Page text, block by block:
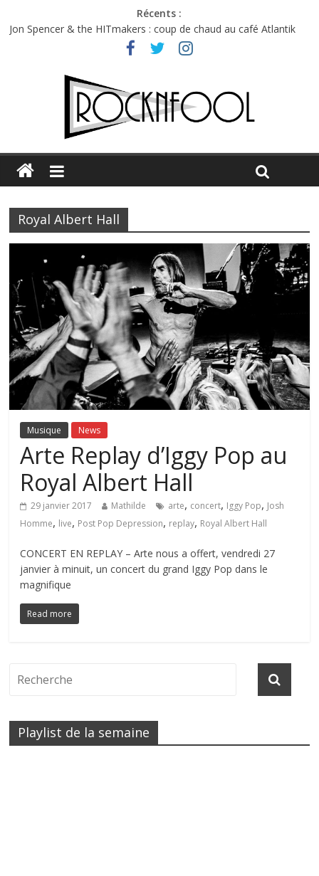
Récents :
Jon Spencer & the HITmakers : coup de chaud au café Atlantik
Hellfest 2026 vendredi : température et émotions en hausse
Hellfest 2026 jeudi : impossible de choisir entre chaleur et bonne
Première édition du Midgard Festival : entre bière, métal et
Charlie Puth à l’Olympia : la leçon de pop du Professeur Puth
Royal Albert Hall
Musique News
Arte Replay d’Iggy Pop au
Royal Albert Hall
29 janvier 2017 Mathilde arte, concert, Iggy Pop, Josh
Homme, live, Post Pop Depression, replay, Royal Albert Hall
CONCERT EN REPLAY – Arte nous a offert, vendredi 27
janvier à minuit, un concert du grand Iggy Pop dans le
magnifique
Read more
Playlist de la semaine